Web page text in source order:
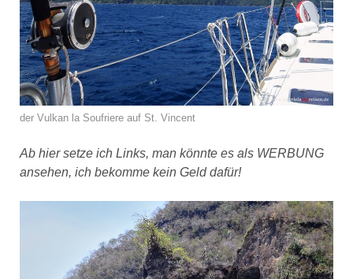
der Vulkan la Soufriere auf St. Vincent
Ab hier setze ich Links, man könnte es als WERBUNG
ansehen, ich bekomme kein Geld dafür!